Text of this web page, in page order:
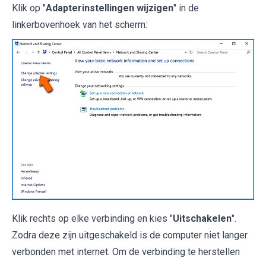
Klik op "Adapterinstellingen wijzigen" in de
linkerbovenhoek van het scherm:
Klik rechts op elke verbinding en kies "Uitschakelen".
Zodra deze zijn uitgeschakeld is de computer niet langer
verbonden met internet. Om de verbinding te herstellen